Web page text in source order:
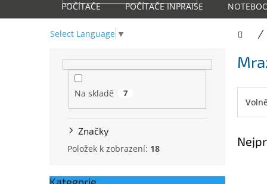
POČÍTAČE POČÍTAČE INPRAISE
Domů
a
Select Language ▼
Na skladě 7
Značky
Položek k zobrazení: 18
Přeskočit
Kategorie